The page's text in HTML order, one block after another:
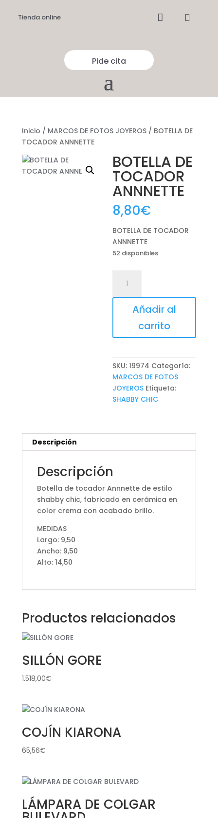
Tienda online  
Pide cita
Inicio / MARCOS DE FOTOS JOYEROS/ BOTELLA DE
TOCADOR ANNNETTE
BOTELLA DE
TOCADOR
ANNNETTE
8,80€
BOTELLA DE TOCADOR
ANNNETTE
52 disponibles
TOCADOR
ANNNETTEAñadir al
carrito
SKU:19974 Categoría:
MARCOS DE FOTOS
JOYEROS Etiqueta:
SHABBY CHIC
Descripción
Descripción
Botella de tocador Annnette de estilo
shabby chic, fabricado en cerámica en
color crema con acabado brillo.
MEDIDAS
Largo: 9,50
Ancho: 9,50
Alto: 14,50
Productos relacionados
SILLÓN GORE
1.518,00€
COJÍN KIARONA
65,56€
LÁMPARA DE COLGAR